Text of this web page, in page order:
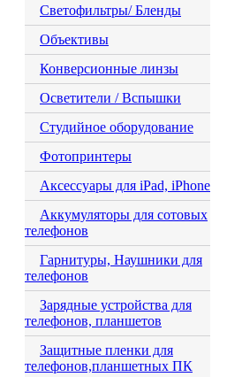
Светофильтры/ Бленды
Объективы
Конверсионные линзы
Осветители / Вспышки
Студийное оборудование
Фотопринтеры
Аксессуары для iPad, iPhone
Аккумуляторы для сотовых
телефонов
Гарнитуры, Наушники для
телефонов
Зарядные устройства для
телефонов, планшетов
Защитные пленки для
телефонов,планшетных ПК